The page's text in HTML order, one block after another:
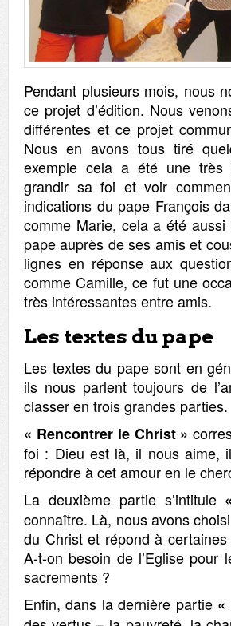
Pendant plusieurs mois, nous
ce projet d’édition. Nous
différentes et ce projet
Nous en avons tous tiré
exemple cela a été une très
grandir sa foi et voir
indications du pape François
comme Marie, cela a été
pape auprès de ses amis et
lignes en réponse aux
comme Camille, ce fut une
très intéressantes entre amis.
Les textes du pape
Les textes du pape sont en
ils nous parlent toujours de
classer en trois grandes parties.
« Rencontrer le Christ »
foi : Dieu est là, il nous aime,
répondre à cet amour en le
La deuxième partie s’intitule
connaître. Là, nous avons
du Christ et répond à
A-t-on besoin de l’Eglise pour
sacrements ?
Enfin, dans la dernière partie «